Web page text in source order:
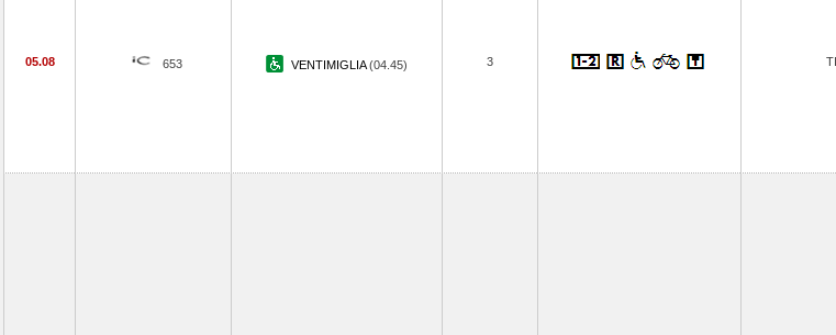
05.08 653 VENTIMIGLIA(04.45) 3 TI